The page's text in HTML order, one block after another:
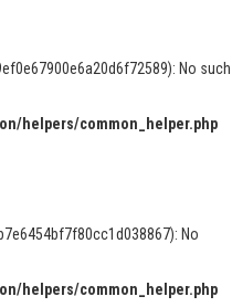
No such
helpers/common_helper.php
No
helpers/common_helper.php